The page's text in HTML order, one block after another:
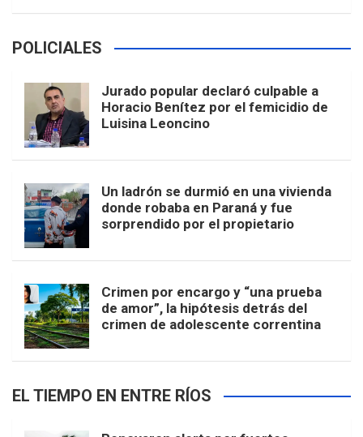
POLICIALES
Jurado popular declaró culpable a
Horacio Benítez por el femicidio de
Luisina Leoncino
Un ladrón se durmió en una vivienda
donde robaba en Paraná y fue
sorprendido por el propietario
Crimen por encargo y “una prueba
de amor”, la hipótesis detrás del
crimen de adolescente correntina
EL TIEMPO EN ENTRE RÍOS